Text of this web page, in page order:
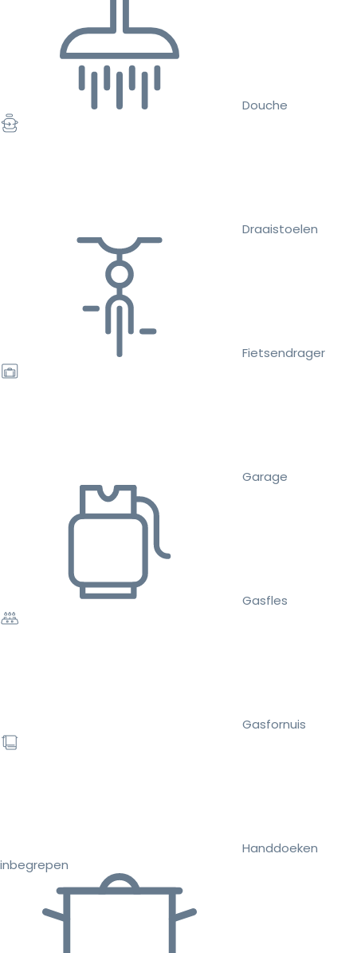
Douche
Draaistoelen
Fietsendrager
Garage
Gasfles
Gasfornuis
Handdoeken
inbegrepen